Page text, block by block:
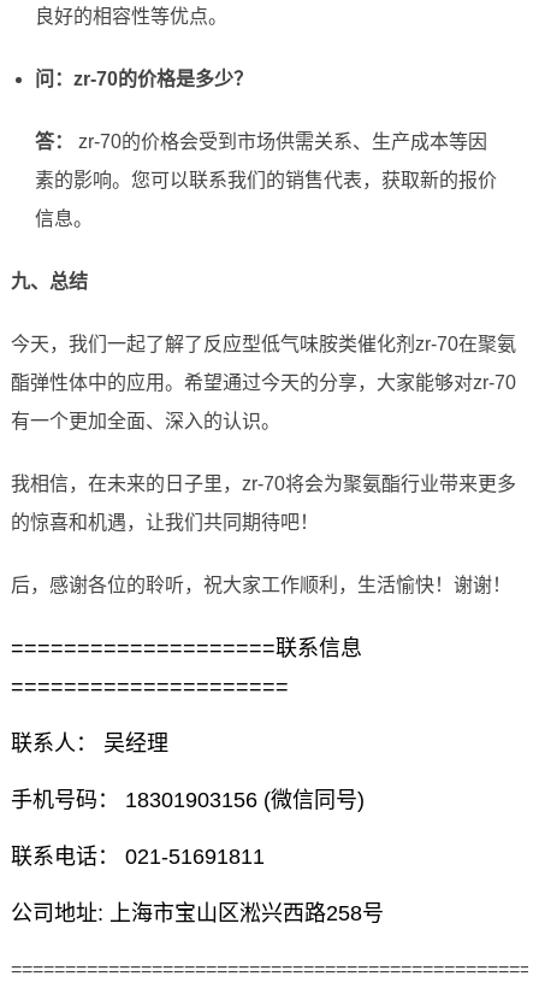
良好的相容性等优点。
问：zr-70的价格是多少？
答：
zr-70的价格会受到市场供需关系、生产成本等因
素的影响。您可以联系我们的销售代表，获取新的报价
信息。
九、总结
今天，我们一起了解了反应型低气味胺类催化剂zr-70在聚氨
酯弹性体中的应用。希望通过今天的分享，大家能够对zr-70
有一个更加全面、深入的认识。
我相信，在未来的日子里，zr-70将会为聚氨酯行业带来更多
的惊喜和机遇，让我们共同期待吧！
后，感谢各位的聆听，祝大家工作顺利，生活愉快！谢谢！
====================联系信息
=====================
联系人： 吴经理
手机号码： 18301903156 (微信同号)
联系电话： 021-51691811
公司地址: 上海市宝山区淞兴西路258号